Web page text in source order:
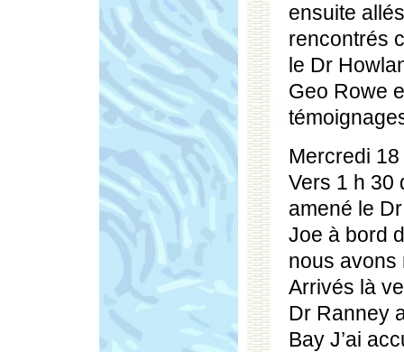
ensuite
rencontrés
le Dr
Geo Rowe
Mercredi 18
Vers 1 h 30
amené le
Joe à bord
nous avons
Arrivés là
Dr Ranney
Bay J’ai